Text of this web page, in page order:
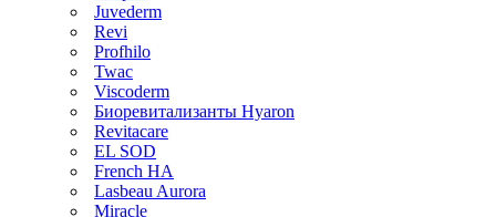
Juvederm
Revi
Profhilo
Twac
Viscoderm
Биоревитализанты Hyaron
Revitacare
EL SOD
French HA
Lasbeau Aurora
Miracle